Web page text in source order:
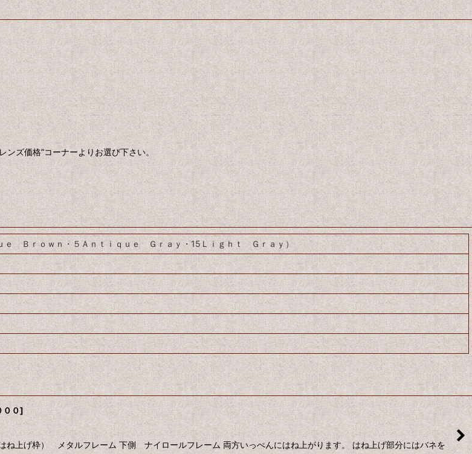
ズ価格”コーナーよりお選び下さい。
ｅ Ｂｒｏｗｎ・５Ａｎｔｉｑｕｅ Ｇｒａｙ・15Ｌｉｇｈｔ Ｇｒａｙ）
００]
上げ枠） メタルフレーム 下側 ナイロールフレーム 両方いっぺんにはね上がります。 はね上げ部分にはバネを